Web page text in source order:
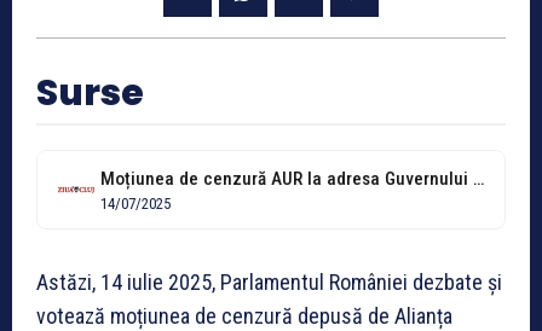
Surse
Moțiunea de cenzură AUR la adresa Guvernului Bolojan, dezbătută și votată astăzi...
14/07/2025
Astăzi, 14 iulie 2025, Parlamentul României dezbate și
votează moțiunea de cenzură depusă de Alianța